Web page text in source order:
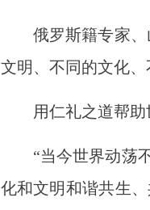
俄罗斯籍专家
文明、不同的文化
用仁礼之道帮
“当今世界动荡
化和文明和谐共生